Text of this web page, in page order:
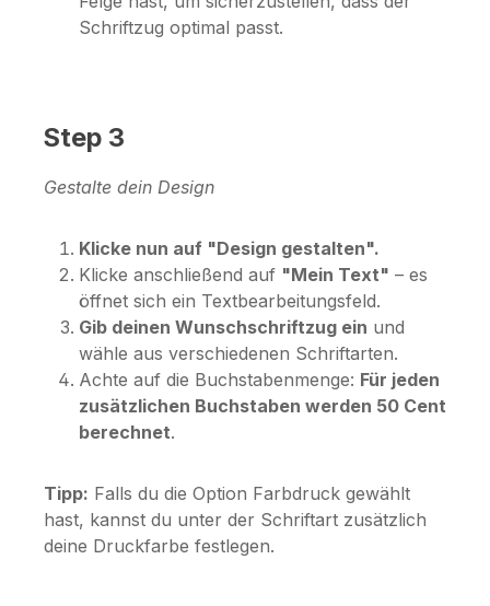
Schriftzug optimal passt.
Step 3
Gestalte dein Design
Klicke nun auf "Design gestalten".
Klicke anschließend auf "Mein Text" – es
öffnet sich ein Textbearbeitungsfeld.
Gib deinen Wunschschriftzug ein und
wähle aus verschiedenen Schriftarten.
Achte auf die Buchstabenmenge: Für jeden
zusätzlichen Buchstaben werden 50 Cent
berechnet.
Tipp: Falls du die Option Farbdruck gewählt
hast, kannst du unter der Schriftart zusätzlich
deine Druckfarbe festlegen.